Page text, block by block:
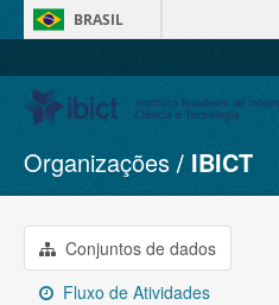
BRASIL
Conjuntos de dados
Organizações
Grupos
Sobre
Organizações IBICT
Conjuntos de dados
Fluxo de Atividades